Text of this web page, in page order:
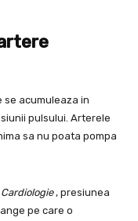
se acumuleaza in
pulsului. Arterele
sa nu poata pompa
, presiunea
pe care o